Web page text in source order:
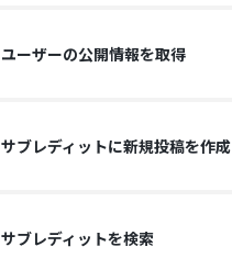
ユーザーの公開情報を取得
サブレディットに新規投稿を作成
サブレディットを検索